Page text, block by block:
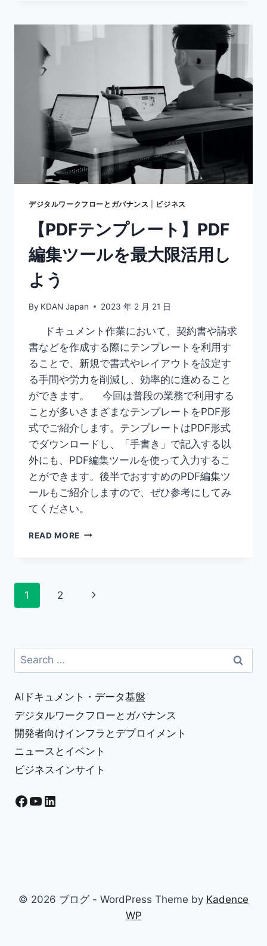
ミ
法
無
料
で
PDF
リ
ン
グ
で
も
介
デジタルワークフローとガバナンス ビジネス
【PDFテンプレート】PDF
編集ツールを最大限活用し
よう
By KDAN Japan 2023 年 2 月 21 日
ドキュメント作業において、契約書や請求
書などを作成する際にテンプレートを利用す
ることで、新規で書式やレイアウトを設定す
る手間や労力を削減し、効率的に進めること
ができます。 今回は普段の業務で利用する
ことが多いさまざまなテンプレートをPDF形
式でご紹介します。テンプレートはPDF形式
でダウンロードし、「手書き」で記入する以
外にも、PDF編集ツールを使って入力するこ
とができます。後半でおすすめのPDF編集ツ
ールもご紹介しますので、ぜひ参考にしてみ
てください。
READ MORE 【PDF
ー
を
大
限
活
用
し
Page
1 2
Next
Search
for:
AIドキュメント・データ基盤
デジタルワークフローとガバナンス
開発者向けインフラとデプロイメント
ニュースとイベント
ビジネスインサイト
Facebook
YouTube
LinkedIn
© 2026 ブログ - WordPress Theme by Kadence
WP